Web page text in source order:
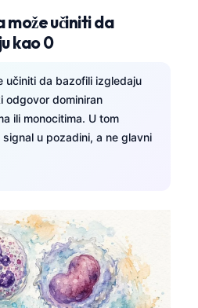
učiniti da
kao 0
učiniti da bazofili izgledaju
odgovor dominiran
ili monocitima. U tom
u pozadini, a ne glavni